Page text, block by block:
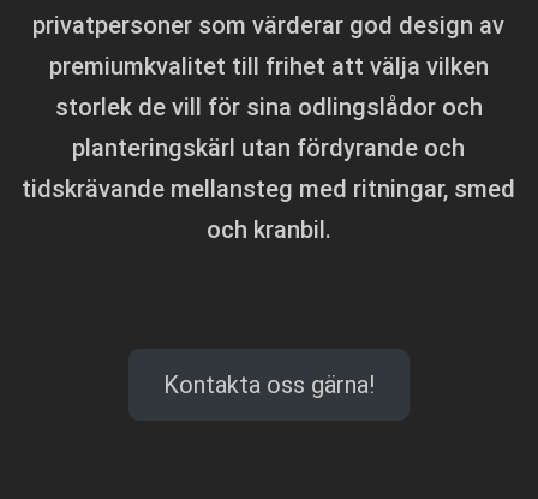
privatpersoner som värderar god design av
premiumkvalitet till frihet att välja vilken
storlek de vill för sina odlingslådor och
planteringskärl utan fördyrande och
tidskrävande mellansteg med ritningar, smed
och kranbil.
Kontakta oss gärna!